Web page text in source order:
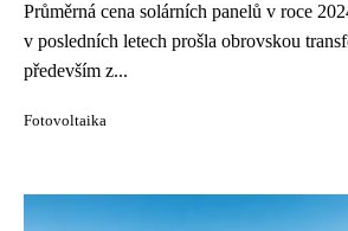
Průměrná cena solárních panelů v roce
v posledních letech prošla obrovskou
především z...
Fotovoltaika